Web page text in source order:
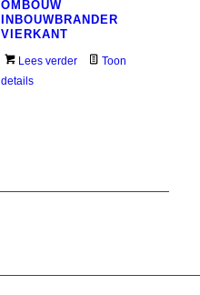
OMBOUW
INBOUWBRANDER
VIERKANT
Lees verder
Toon
details